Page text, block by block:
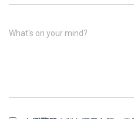
What's on your mind?